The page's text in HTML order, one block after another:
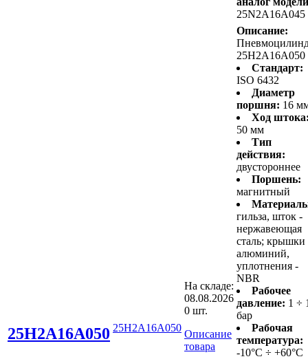
25N2A16A045
25H2A16A050 25H2A16A050
На складе:
08.08.2026
0 шт.
Описание
товара
Описание:
25H2A16A050
Стандарт:
ISO 6432
Диаметр
поршня: 16
Ход
50 мм
Тип
действия:
двустороннее
Поршень:
магнитный
гильза, шток -
нержавеющая
сталь; крышки
алюминий,
уплотнения -
NBR
Рабочее
давление: 1 ÷
бар
Рабочая
температура:
-10°C ÷ +60°C